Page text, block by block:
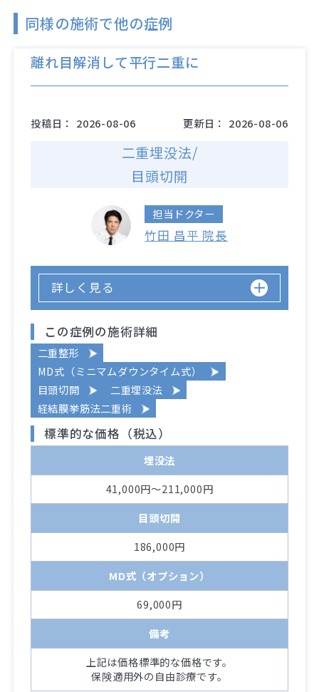
同様の施術で他の症例
離れ目解消して平行二重に
投稿日： 2026-08-06 更新日： 2026-08-06
二重埋没法/
目頭切開
担当ドクター
竹田 昌平 院長
詳しく見る
この症例の施術詳細
二重整形
MD式（ミニマムダウンタイム式）
目頭切開
二重埋没法
経結膜挙筋法二重術
標準的な価格（税込）
埋没法
41,000円～211,000円
目頭切開
186,000円
MD式（オプション）
69,000円
備考
上記は価格標準的な価格です。
保険適用外の自由診療です。